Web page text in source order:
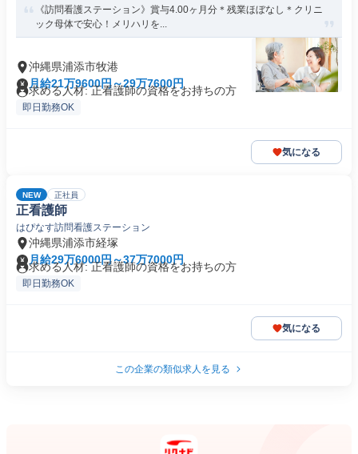
《訪問看護ステーション》賞与4.00ヶ月分＊残業ほぼなし＊クリニ
ック母体で安心！メリハリを...
沖縄県浦添市牧港
月給21万9600円～29万7600円
求める人材: 正看護師の資格をお持ちの方
即日勤務OK
気になる
NEW 正社員
正看護師
はぴなす訪問看護ステーション
沖縄県浦添市経塚
月給29万6000円～37万7000円
求める人材: 正看護師の資格をお持ちの方
即日勤務OK
気になる
この企業の類似求人を見る